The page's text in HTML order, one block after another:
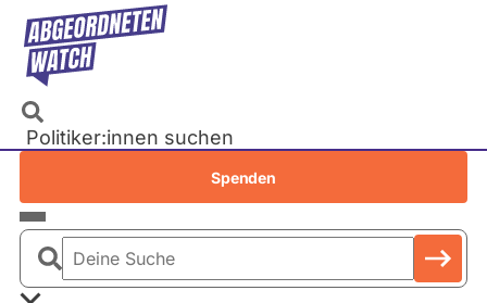
Direkt
zum
Inhalt
Politiker:innen suchen
Parlamente
Bundestag
Spenden
Deine